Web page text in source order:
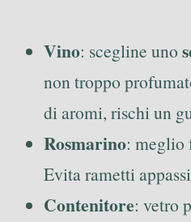
Vino: scegline uno
non troppo
di aromi, rischi un
Rosmarino: meglio
Evita rametti
Contenitore: vetro